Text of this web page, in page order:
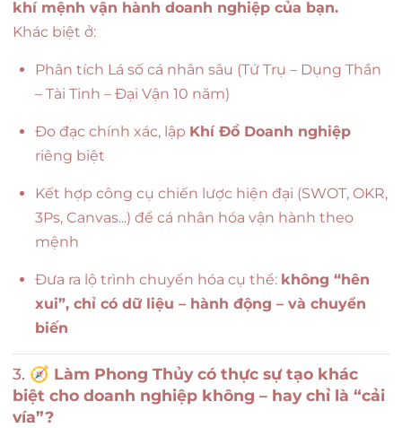
khí mệnh vận hành doanh nghiệp của bạn.
Khác biệt ở:
Phân tích Lá số cá nhân sâu (Tứ Trụ – Dụng Thần
– Tài Tinh – Đại Vận 10 năm)
Đo đạc chính xác, lập Khí Đồ Doanh nghiệp
riêng biệt
Kết hợp công cụ chiến lược hiện đại (SWOT, OKR,
3Ps, Canvas...) để cá nhân hóa vận hành theo
mệnh
Đưa ra lộ trình chuyển hóa cụ thể: không “hên
xui”, chỉ có dữ liệu – hành động – và chuyển
biến
3. 🧭 Làm Phong Thủy có thực sự tạo khác
biệt cho doanh nghiệp không – hay chỉ là “cải
vía”?